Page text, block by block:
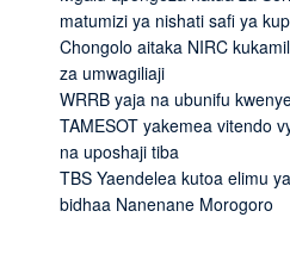
matumizi ya nishati safi ya
Chongolo aitaka NIRC
za umwagiliaji
WRRB yaja na ubunifu
TAMESOT yakemea vitendo
na uposhaji tiba
TBS Yaendelea kutoa elimu
bidhaa Nanenane Morogoro